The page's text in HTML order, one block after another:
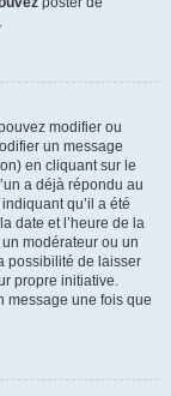
modifier ou
un message
en cliquant sur le
a déjà répondu au
qu’il a été
date et l’heure de la
modérateur ou un
possibilité de laisser
propre initiative.
message une fois que